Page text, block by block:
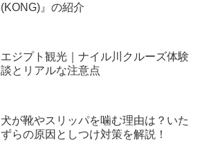
(KONG)』の紹介
エジプト観光｜ナイル川クルーズ体験
談とリアルな注意点
犬が靴やスリッパを噛む理由は？いた
ずらの原因としつけ対策を解説！